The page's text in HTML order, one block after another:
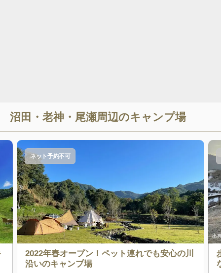
沼田・老神・尾瀬周辺のキャンプ場
ネット予約不可
2022年春オープン！ペット連れでも安心の川
沿いのキャンプ場
出